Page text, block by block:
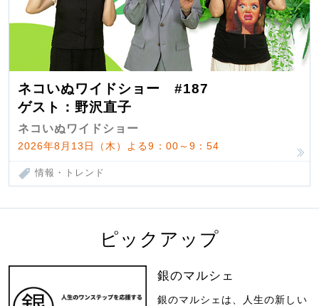
ネコいぬワイドショー #187
ゲスト：野沢直子
ネコいぬワイドショー
2026年8月13日（木）よる9：00～9：54
情報・トレンド
ピックアップ
銀のマルシェ
銀のマルシェは、人生の新しい